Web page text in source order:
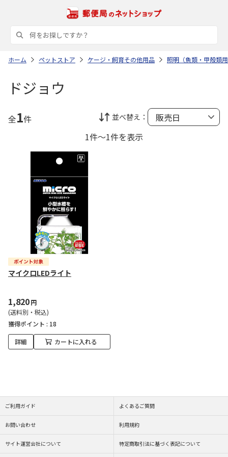
ホーム ペットストア ケージ・飼育その他用品 照明（魚類・甲殻類
ドジョウ
全1件 並べ替え：
1件～1件を表示
マイクロLEDライト
1,820円
(送料別・税込)
獲得ポイント : 18
詳細 カートに入れる
ご利用ガイド よくあるご質問
お問い合わせ 利用規約
サイト運営会社について 特定商取引法に基づく表記について